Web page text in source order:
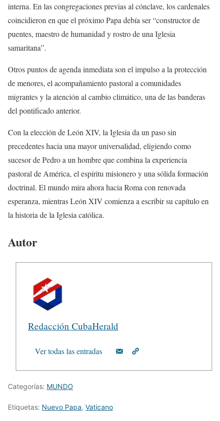
interna. En las congregaciones previas al cónclave, los cardenales
coincidieron en que el próximo Papa debía ser “constructor de
puentes, maestro de humanidad y rostro de una Iglesia
samaritana”.
Otros puntos de agenda inmediata son el impulso a la protección
de menores, el acompañamiento pastoral a comunidades
migrantes y la atención al cambio climático, una de las banderas
del pontificado anterior.
Con la elección de León XIV, la Iglesia da un paso sin
precedentes hacia una mayor universalidad, eligiendo como
sucesor de Pedro a un hombre que combina la experiencia
pastoral de América, el espíritu misionero y una sólida formación
doctrinal. El mundo mira ahora hacia Roma con renovada
esperanza, mientras León XIV comienza a escribir su capítulo en
la historia de la Iglesia católica.
Autor
Redacción CubaHerald
Ver todas las entradas
Categorías: MUNDO
Etiquetas: Nuevo Papa, Vaticano